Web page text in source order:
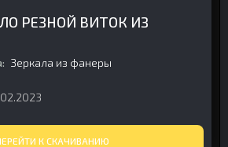
РЕЗНОЙ ВИТОК ИЗ
Зеркала из фанеры
К СКАЧИВАНИЮ